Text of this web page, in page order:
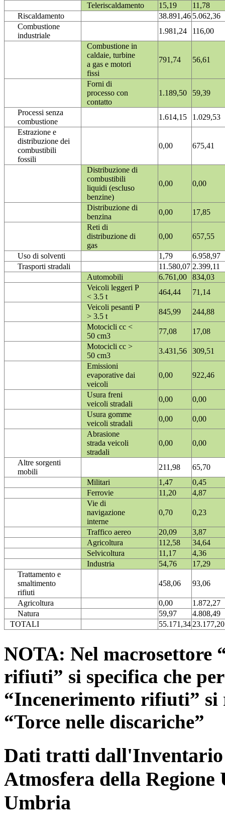
Teleriscaldamento 15,19
11,78
Riscaldamento
38.891,46 5.062,36
Combustione
industriale
1.981,24
116,00
Combustione in
caldaie, turbine
a gas e motori
fissi
791,74 56,61
Forni di
processo con
contatto
1.189,50 59,39
Processi senza
combustione
1.614,15
1.029,53
Estrazione e
distribuzione dei
combustibili
fossili
0,00 675,41
Distribuzione di
combustibili
liquidi (escluso
benzine)
0,00 0,00
Distribuzione di
benzina
0,00
17,85
Reti di
distribuzione di
gas
0,00 657,55
Uso di solventi 1,79
6.958,97
Trasporti stradali
11.580,07 2.399,11
Automobili
6.761,00
834,03
Veicoli leggeri P
< 3.5 t
464,44
71,14
Veicoli pesanti P
> 3.5 t
845,99
244,88
Motocicli cc <
50 cm3
77,08
17,08
Motocicli cc >
50 cm3
3.431,56
309,51
Emissioni
evaporative dai
veicoli
0,00 922,46
Usura freni
veicoli stradali
0,00
0,00
Usura gomme
veicoli stradali
0,00
0,00
Abrasione
strada veicoli
stradali
0,00 0,00
Altre sorgenti
mobili
211,98
65,70
Militari
1,47
0,45
Ferrovie
11,20
4,87
Vie di
navigazione
interne
0,70 0,23
Traffico aereo 20,09
3,87
Agricoltura
112,58
34,64
Selvicoltura
11,17
4,36
Industria
54,76
17,29
Trattamento e
smaltimento
rifiuti
458,06 93,06
Agricoltura 0,00
1.872,27
Natura
59,97
4.808,49
TOTALI
55.171,3423.177,20
NOTA: Nel macrosettore
rifiuti” si specifica che
“Incenerimento rifiuti”
“Torce nelle discariche”
Dati tratti dall'Inventario
Atmosfera della
Umbria